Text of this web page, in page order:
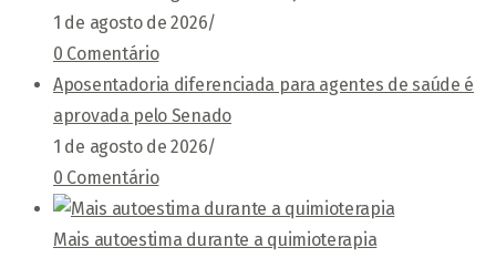
1 de agosto de 2026/
0 Comentário
Aposentadoria diferenciada para agentes de saúde é
aprovada pelo Senado
1 de agosto de 2026/
0 Comentário
Mais autoestima durante a quimioterapia